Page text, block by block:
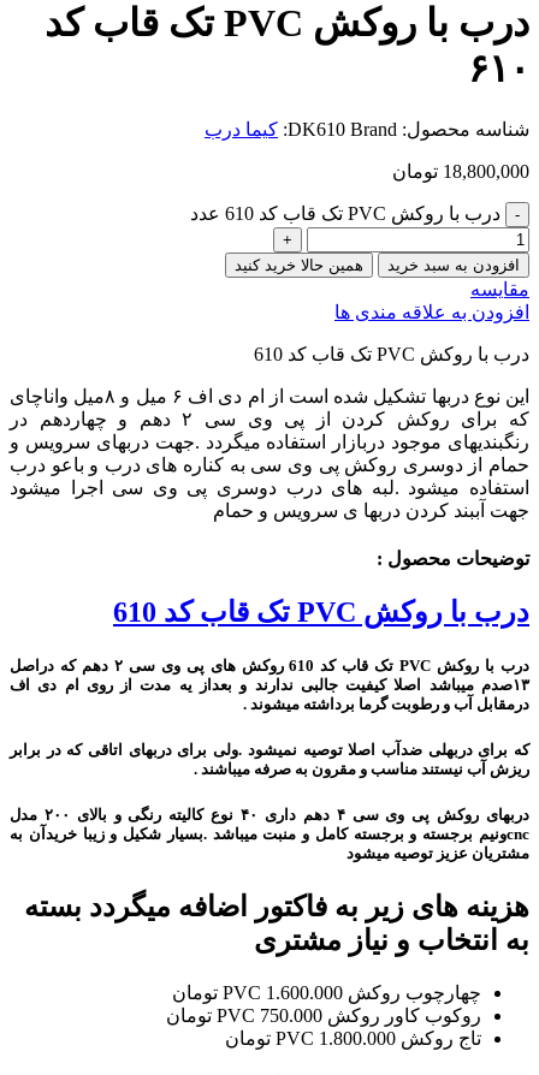
درب با روکش PVC تک قاب کد
۶۱۰
شناسه محصول: DK610 Brand: کیما درب
18,800,000 تومان
درب با روکش PVC تک قاب کد 610 عدد
افزودن به سبد خرید همین حالا خرید کنید
مقایسه
افزودن به علاقه مندی ها
درب با روکش PVC تک قاب کد 610
این نوع دربها تشکیل شده است از ام دی اف ۶ میل و ۸میل واناچای
که برای روکش کردن از پی وی سی ۲ دهم و چهاردهم در
رنگبندیهای موجود دربازار استفاده میگردد .جهت دربهای سرویس و
حمام از دوسری روکش پی وی سی به کناره های درب و باعو درب
استفاده میشود .لبه های درب دوسری پی وی سی اجرا میشود
جهت آببند کردن دربها ی سرویس و حمام
توضیحات محصول :
درب با روکش PVC تک قاب کد 610
درب با روکش PVC تک قاب کد 610 روکش های پی وی سی ۲ دهم که دراصل
۱۳صدم میباشد اصلا کیفیت جالبی ندارند و بعداز یه مدت از روی ام دی اف
درمقابل آب و رطوبت گرما برداشته میشوند .
که برای دربهلی ضدآب اصلا توصیه نمیشود ‌.ولی برای دربهای اتاقی که در برابر
ریزش آب نیستند مناسب و مقرون به صرفه میباشند .
دربهای روکش پی وی سی ۴ دهم داری ۴۰ نوع کالیته رنگی و بالای ۲۰۰ مدل
cncونیم برجسته و برجسته کامل و منبت میباشد .بسیار شکیل و زیبا خریدآن به
مشتریان عزیز توصیه میشود
هزینه های زیر به فاکتور اضافه میگردد بسته
به انتخاب و نیاز مشتری
چهارچوب روکش PVC 1.600.000 تومان
روکوب کاور روکش PVC 750.000 تومان
تاج روکش PVC 1.800.000 تومان